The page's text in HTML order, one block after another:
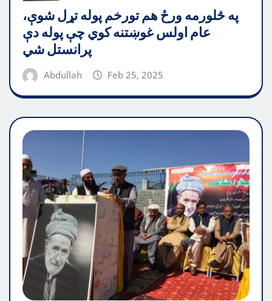
په څلورمه ورځ هم تورخم پوله تړل شوې،
عام اولس غوښتنه کوي چې پوله دې
پرانستل شي
Abdullah Feb 25, 2025